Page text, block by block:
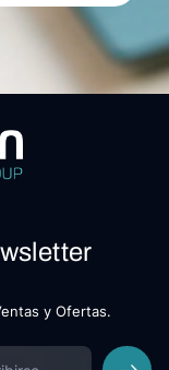
y Ofertas.